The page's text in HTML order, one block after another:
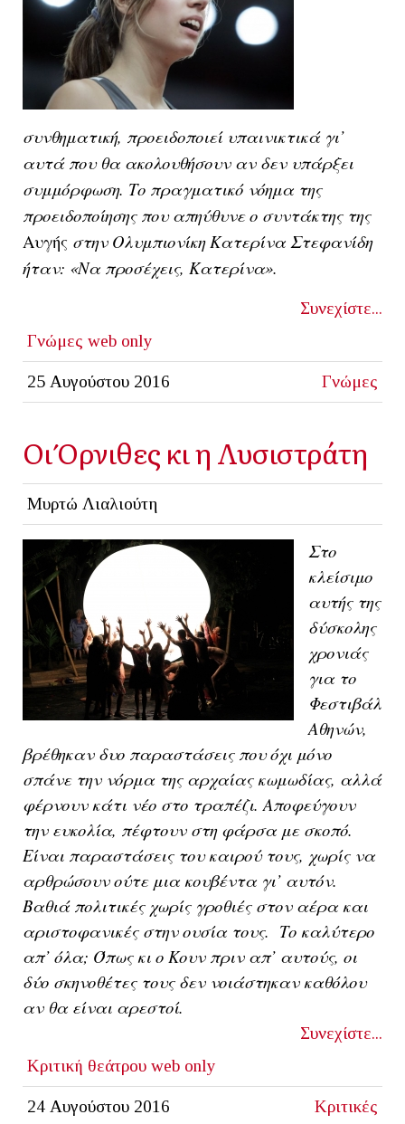
συνθηματική, προειδοποιεί υπαινικτικά γι’
αυτά που θα ακολουθήσουν αν δεν υπάρξει
συμμόρφωση. Το πραγματικό νόημα της
προειδοποίησης που απηύθυνε ο συντάκτης της
Αυγής στην Ολυμπιονίκη Κατερίνα Στεφανίδη
ήταν: «Να προσέχεις, Κατερίνα».
Συνεχίστε...
Γνώμες web only
25 Αυγούστου 2016 Γνώμες
Οι Όρνιθες κι η Λυσιστράτη
Μυρτώ Λιαλιούτη
Στο
κλείσιμο
αυτής της
δύσκολης
χρονιάς
για το
Φεστιβάλ
Αθηνών,
βρέθηκαν δυο παραστάσεις που όχι μόνο
σπάνε την νόρμα της αρχαίας κωμωδίας, αλλά
φέρνουν κάτι νέο στο τραπέζι. Αποφεύγουν
την ευκολία, πέφτουν στη φάρσα με σκοπό.
Είναι παραστάσεις του καιρού τους, χωρίς να
αρθρώσουν ούτε μια κουβέντα γι’ αυτόν.
Βαθιά πολιτικές χωρίς γροθιές στον αέρα και
αριστοφανικές στην ουσία τους. Το καλύτερο
απ’ όλα; Όπως κι ο Κουν πριν απ’ αυτούς, οι
δύο σκηνοθέτες τους δεν νοιάστηκαν καθόλου
αν θα είναι αρεστοί.
Συνεχίστε...
Κριτική θεάτρου web only
24 Αυγούστου 2016 Κριτικές